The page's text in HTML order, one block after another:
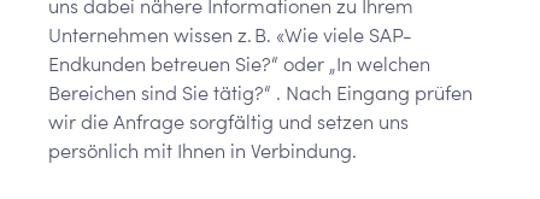
Unternehmen wissen z. B. «Wie viele SAP-
Endkunden betreuen Sie?“ oder „In welchen
Bereichen sind Sie tätig?“ . Nach Eingang prüfen
wir die Anfrage sorgfältig und setzen uns
persönlich mit Ihnen in Verbindung.